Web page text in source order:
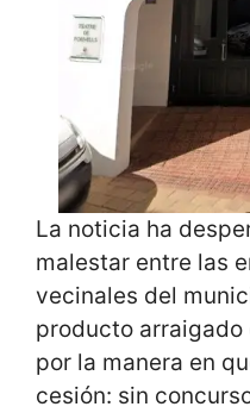
La noticia ha
malestar entre las
vecinales del
producto
por la manera en
cesión: sin